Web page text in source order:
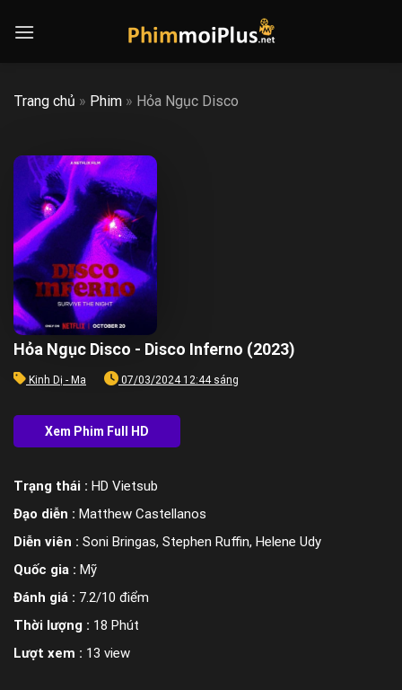
Trang chủ » Phim » Hỏa Ngục Disco
Hỏa Ngục Disco - Disco Inferno (2023)
Kinh Dị - Ma 07/03/2024 12:44 sáng
Trạng thái : HD Vietsub
Đạo diễn : Matthew Castellanos
Diễn viên : Soni Bringas, Stephen Ruffin, Helene Udy
Quốc gia : Mỹ
Đánh giá : 7.2/10 điểm
Thời lượng : 18 Phút
Lượt xem : 13 view